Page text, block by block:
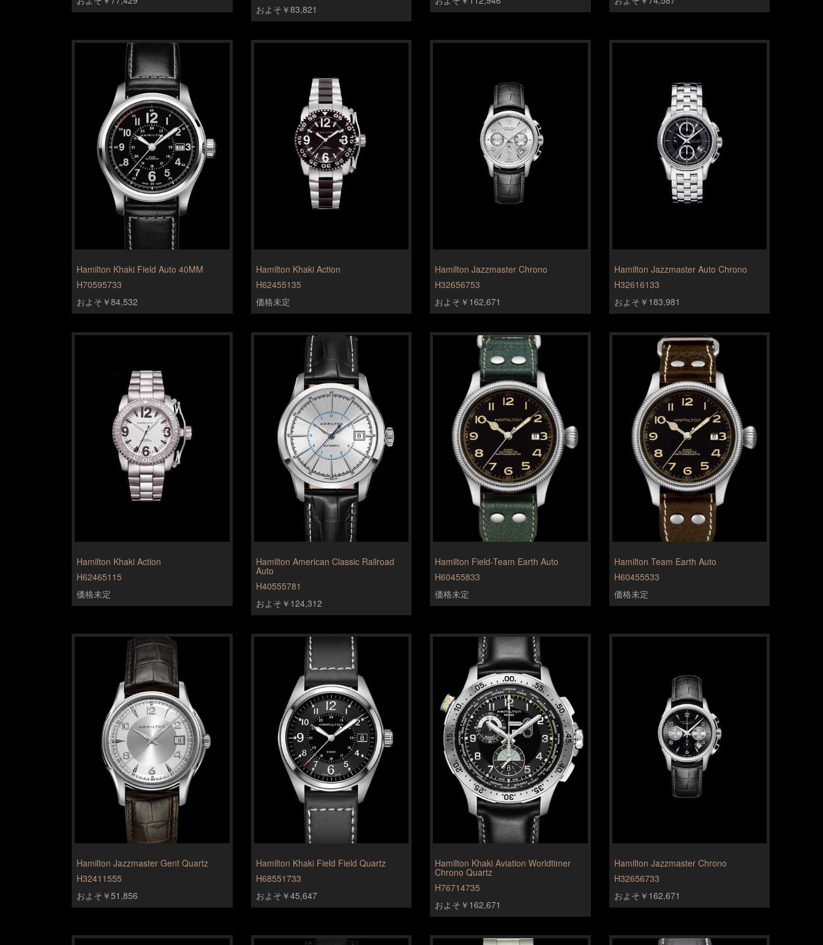
およそ￥83,821
Hamilton Khaki Field Auto 40MM
H70595733
およそ￥84,532
Hamilton Khaki Action
H62455135
価格未定
Hamilton Jazzmaster Chrono
H32656753
およそ￥162,671
Hamilton Jazzmaster Auto Chrono
H32616133
およそ￥183,981
Hamilton Khaki Action
H62465115
価格未定
Hamilton American Classic Railroad
Auto
H40555781
およそ￥124,312
Hamilton Field-Team Earth Auto
H60455833
価格未定
Hamilton Team Earth Auto
H60455533
価格未定
Hamilton Jazzmaster Gent Quartz
H32411555
およそ￥51,856
Hamilton Khaki Field Field Quartz
H68551733
およそ￥45,647
Hamilton Khaki Aviation Worldtimer
Chrono Quartz
H76714735
およそ￥162,671
Hamilton Jazzmaster Chrono
H32656733
およそ￥162,671